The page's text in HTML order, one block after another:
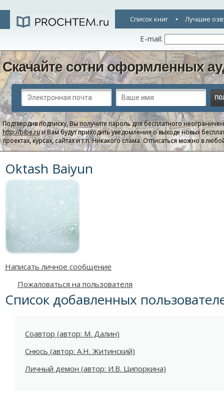
Список книг Лучшие
E-mail:
Скачайте сотни оформленных
Подтвердив подписку, Вы получите пароль для бесплатного
http://bibe.ruи Вам будут приходить уведомления о выходе новых
проектах, курсах, сайтах и т.п. Никакого спама. Отписаться можно в
Oktash Baiyun
Написать личное сообщение
Пожаловаться на пользователя
Список добавленных
Соавтор (автор: М. Далин)
Снюсь (автор: А.Н. Житинский)
Личный демон (автор: И.В. Ципоркина)